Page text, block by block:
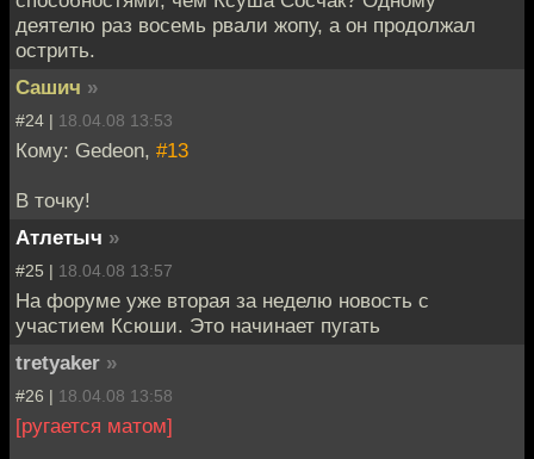
деятелю раз восемь рвали жопу, а он продолжал
острить.
Сашич »
#24 | 18.04.08 13:53
Кому: Gedeon, #13
В точку!
Атлетыч »
#25 | 18.04.08 13:57
На форуме уже вторая за неделю новость с
участием Ксюши. Это начинает пугать
tretyaker »
#26 | 18.04.08 13:58
[ругается матом]